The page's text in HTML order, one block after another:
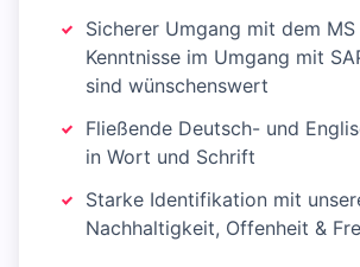
Sicherer Umgang mit dem
Kenntnisse im Umgang mit
sind wünschenswert
Fließende Deutsch- und
in Wort und Schrift
Starke Identifikation mit
Nachhaltigkeit, Offenheit &